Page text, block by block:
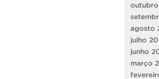
outubro
agosto
julho
junho
março